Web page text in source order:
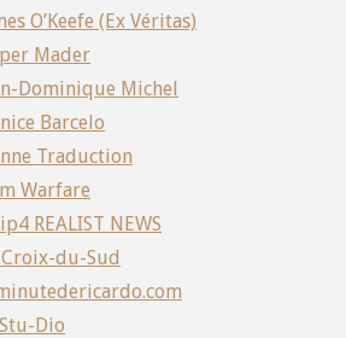
O’Keefe (Ex Véritas)
Mader
Dominique Michel
Barcelo
Traduction
Warfare
REALIST NEWS
du-Sud
Dio